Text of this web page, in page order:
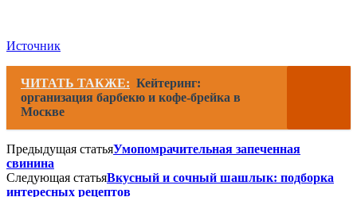
Источник
ЧИТАТЬ ТАКЖЕ: Кейтеринг:
организация барбекю и кофе-брейка в
Москве
Предыдущая статьяУмопомрачительная запеченная
свинина
Следующая статьяВкусный и сочный шашлык: подборка
интересных рецептов